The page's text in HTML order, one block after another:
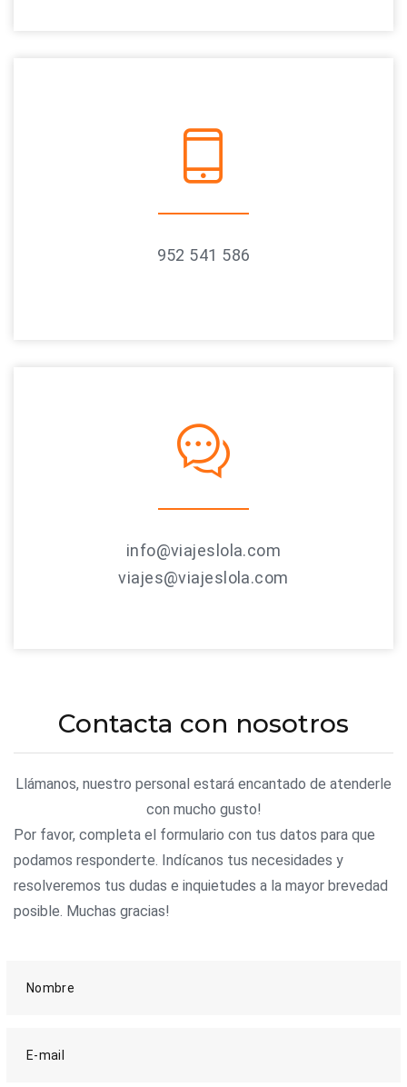
952 541 586
info@viajeslola.com
viajes@viajeslola.com
Contacta con nosotros
Llámanos, nuestro personal estará encantado de atenderle
con mucho gusto!
Por favor, completa el formulario con tus datos para que
podamos responderte. Indícanos tus necesidades y
resolveremos tus dudas e inquietudes a la mayor brevedad
posible. Muchas gracias!
Nombre
E-mail